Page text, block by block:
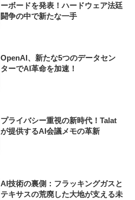
ーボードを発表！ハードウェア法廷
闘争の中で新たな一手
OpenAI、新たな5つのデータセン
ターでAI革命を加速！
プライバシー重視の新時代！Talat
が提供するAI会議メモの革新
AI技術の裏側：フラッキングガスと
テキサスの荒廃した大地が支える未